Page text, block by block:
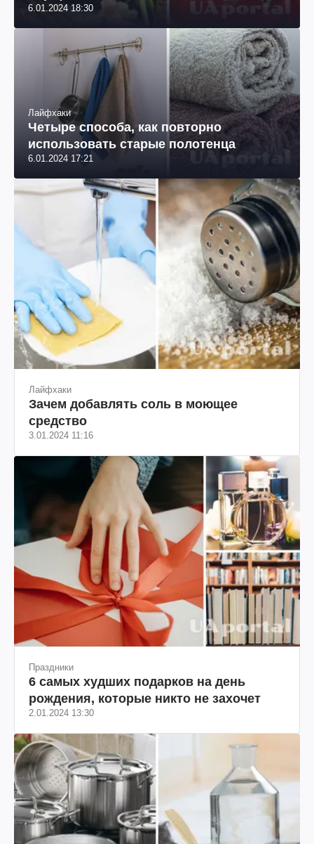
6.01.2024 18:30
Лайфхаки
Четыре способа, как повторно
использовать старые полотенца
6.01.2024 17:21
Лайфхаки
Зачем добавлять соль в моющее
средство
3.01.2024 11:16
Праздники
6 самых худших подарков на день
рождения, которые никто не захочет
2.01.2024 13:30